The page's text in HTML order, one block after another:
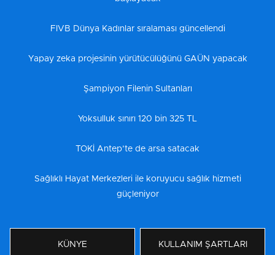
FIVB Dünya Kadınlar sıralaması güncellendi
Yapay zeka projesinin yürütücülüğünü GAÜN yapacak
Şampiyon Filenin Sultanları
Yoksulluk sınırı 120 bin 325 TL
TOKİ Antep’te de arsa satacak
Sağlıklı Hayat Merkezleri ile koruyucu sağlık hizmeti
güçleniyor
KÜNYE KULLANIM ŞARTLARI